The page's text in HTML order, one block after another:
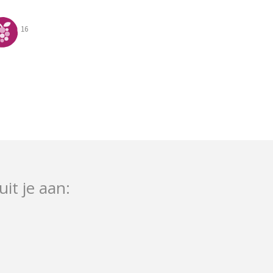
16
je aan: